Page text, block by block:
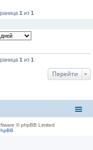
1 из 1
1 из 1
Перейти
© phpBB Limited